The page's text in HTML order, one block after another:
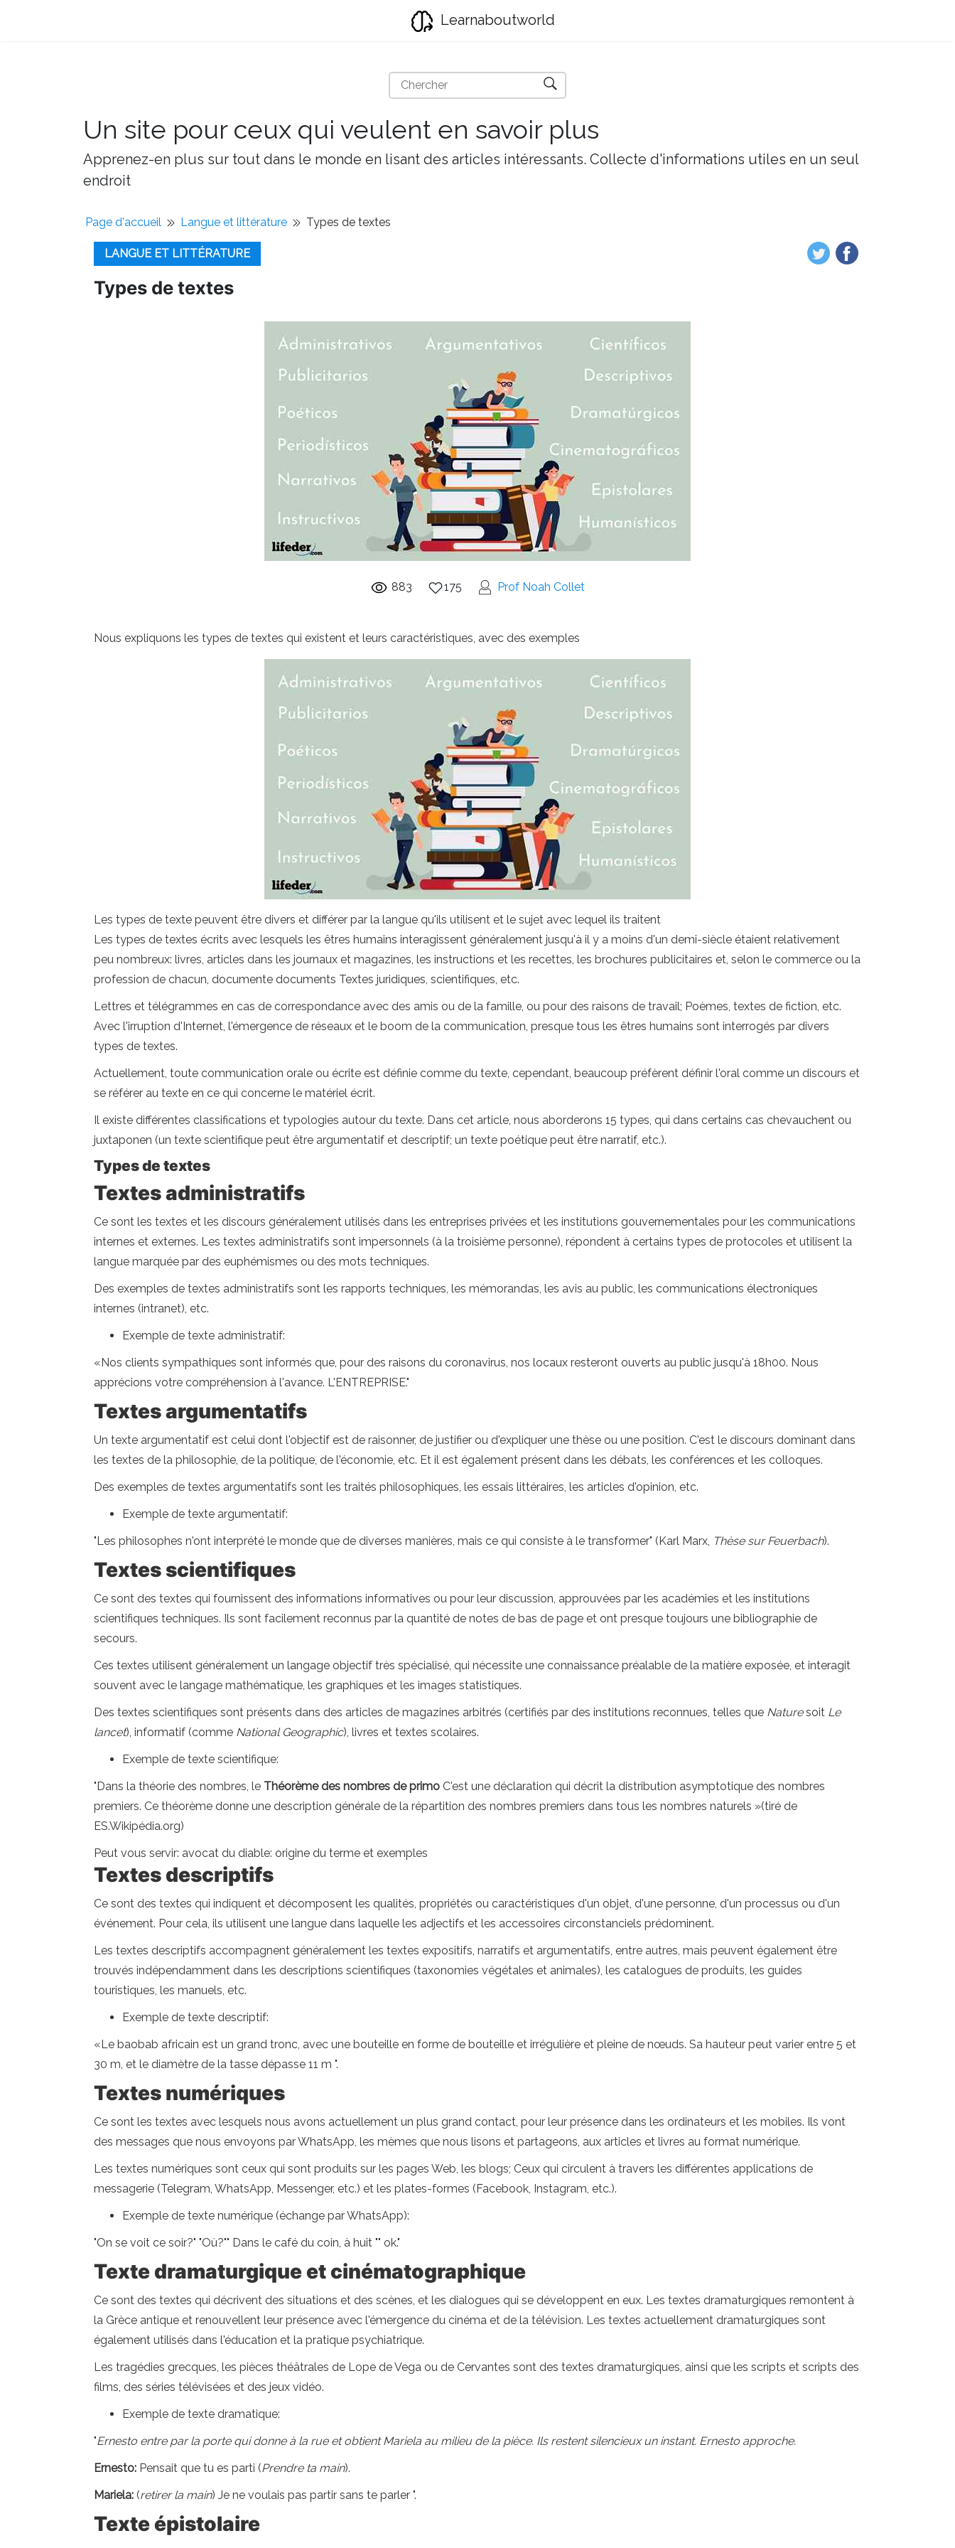
Learnaboutworld
Un site pour ceux qui veulent en savoir plus
Apprenez-en plus sur tout dans le monde en lisant des articles intéressants. Collecte d'informations utiles en un seul
endroit
Page d'accueil Langue et littérature Types de textes
LANGUE ET LITTÉRATURE
Types de textes
883 175 Prof Noah Collet
Nous expliquons les types de textes qui existent et leurs caractéristiques, avec des exemples
Les types de texte peuvent être divers et différer par la langue qu'ils utilisent et le sujet avec lequel ils traitent
Les types de textes écrits avec lesquels les êtres humains interagissent généralement jusqu'à il y a moins d'un demi-siècle étaient relativement
peu nombreux: livres, articles dans les journaux et magazines, les instructions et les recettes, les brochures publicitaires et, selon le commerce ou la
profession de chacun, documente documents Textes juridiques, scientifiques, etc.
Lettres et télégrammes en cas de correspondance avec des amis ou de la famille, ou pour des raisons de travail; Poèmes, textes de fiction, etc.
Avec l'irruption d'Internet, l'émergence de réseaux et le boom de la communication, presque tous les êtres humains sont interrogés par divers
types de textes.
Actuellement, toute communication orale ou écrite est définie comme du texte, cependant, beaucoup préfèrent définir l'oral comme un discours et
se référer au texte en ce qui concerne le matériel écrit.
Il existe différentes classifications et typologies autour du texte. Dans cet article, nous aborderons 15 types, qui dans certains cas chevauchent ou
juxtaponen (un texte scientifique peut être argumentatif et descriptif; un texte poétique peut être narratif, etc.).
Types de textes
Textes administratifs
Ce sont les textes et les discours généralement utilisés dans les entreprises privées et les institutions gouvernementales pour les communications
internes et externes. Les textes administratifs sont impersonnels (à la troisième personne), répondent à certains types de protocoles et utilisent la
langue marquée par des euphémismes ou des mots techniques.
Des exemples de textes administratifs sont les rapports techniques, les mémorandas, les avis au public, les communications électroniques
internes (intranet), etc.
Exemple de texte administratif:
«Nos clients sympathiques sont informés que, pour des raisons du coronavirus, nos locaux resteront ouverts au public jusqu'à 18h00. Nous
apprécions votre compréhension à l'avance. L'ENTREPRISE."
Textes argumentatifs
Un texte argumentatif est celui dont l'objectif est de raisonner, de justifier ou d'expliquer une thèse ou une position. C'est le discours dominant dans
les textes de la philosophie, de la politique, de l'économie, etc. Et il est également présent dans les débats, les conférences et les colloques.
Des exemples de textes argumentatifs sont les traités philosophiques, les essais littéraires, les articles d'opinion, etc.
Exemple de texte argumentatif:
"Les philosophes n'ont interprété le monde que de diverses manières, mais ce qui consiste à le transformer" (Karl Marx, Thèse sur Feuerbach).
Textes scientifiques
Ce sont des textes qui fournissent des informations informatives ou pour leur discussion, approuvées par les académies et les institutions
scientifiques techniques. Ils sont facilement reconnus par la quantité de notes de bas de page et ont presque toujours une bibliographie de
secours.
Ces textes utilisent généralement un langage objectif très spécialisé, qui nécessite une connaissance préalable de la matière exposée, et interagit
souvent avec le langage mathématique, les graphiques et les images statistiques.
Des textes scientifiques sont présents dans des articles de magazines arbitrés (certifiés par des institutions reconnues, telles que Naturesoit Le
lancet), informatif (comme National Geographic), livres et textes scolaires.
Exemple de texte scientifique:
"Dans la théorie des nombres, le Théorème des nombres de primo C'est une déclaration qui décrit la distribution asymptotique des nombres
premiers. Ce théorème donne une description générale de la répartition des nombres premiers dans tous les nombres naturels »(tiré de
ES.Wikipédia.org)
Peut vous servir: avocat du diable: origine du terme et exemples
Textes descriptifs
Ce sont des textes qui indiquent et décomposent les qualités, propriétés ou caractéristiques d'un objet, d'une personne, d'un processus ou d'un
événement. Pour cela, ils utilisent une langue dans laquelle les adjectifs et les accessoires circonstanciels prédominent.
Les textes descriptifs accompagnent généralement les textes expositifs, narratifs et argumentatifs, entre autres, mais peuvent également être
trouvés indépendamment dans les descriptions scientifiques (taxonomies végétales et animales), les catalogues de produits, les guides
touristiques, les manuels, etc.
Exemple de texte descriptif:
«Le baobab africain est un grand tronc, avec une bouteille en forme de bouteille et irrégulière et pleine de nœuds. Sa hauteur peut varier entre 5 et
30 m, et le diamètre de la tasse dépasse 11 m ".
Textes numériques
Ce sont les textes avec lesquels nous avons actuellement un plus grand contact, pour leur présence dans les ordinateurs et les mobiles. Ils vont
des messages que nous envoyons par WhatsApp, les mèmes que nous lisons et partageons, aux articles et livres au format numérique.
Les textes numériques sont ceux qui sont produits sur les pages Web, les blogs; Ceux qui circulent à travers les différentes applications de
messagerie (Telegram, WhatsApp, Messenger, etc.) et les plates-formes (Facebook, Instagram, etc.).
Exemple de texte numérique (échange par WhatsApp):
"On se voit ce soir?" "Où?"" Dans le café du coin, à huit "" ok."
Texte dramaturgique et cinématographique
Ce sont des textes qui décrivent des situations et des scènes, et les dialogues qui se développent en eux. Les textes dramaturgiques remontent à
la Grèce antique et renouvellent leur présence avec l'émergence du cinéma et de la télévision. Les textes actuellement dramaturgiques sont
également utilisés dans l'éducation et la pratique psychiatrique.
Les tragédies grecques, les pièces théâtrales de Lope de Vega ou de Cervantes sont des textes dramaturgiques, ainsi que les scripts et scripts des
films, des séries télévisées et des jeux vidéo.
Exemple de texte dramatique:
"Ernesto entre par la porte qui donne à la rue et obtient Mariela au milieu de la pièce. Ils restent silencieux un instant. Ernesto approche.
Ernesto: Pensait que tu es parti (Prendre ta main).
Mariela: (retirer la main) Je ne voulais pas partir sans te parler ".
Texte épistolaire